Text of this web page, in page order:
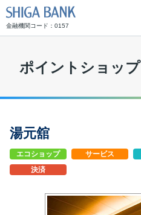
金融機関コード：0157
ポイントショップ
湯元舘
エコショップ サービス
決済